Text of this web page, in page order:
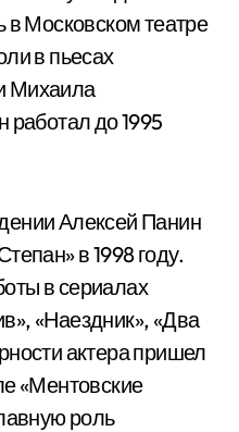
в Московском театре
в пьесах
Михаила
работал до 1995
Алексей Панин
в 1998 году.
в сериалах
«Наездник», «Два
актера пришел
«Ментовские
роль